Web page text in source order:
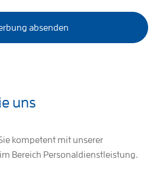
uns
kompetent mit unserer
Bereich Personaldienstleistung.